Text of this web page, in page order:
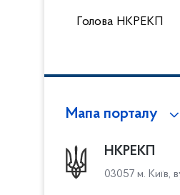
Голова НКРЕКП
Мапа порталу
НКРЕКП
03057 м. Київ,